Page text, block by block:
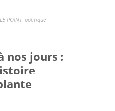
LE POINT, politique
nos jours :